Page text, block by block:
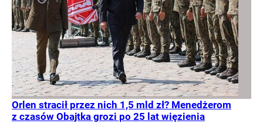
Orlen stracił przez nich 1,5 mld zł? Menedżerom
z czasów Obajtka grozi po 25 lat więzienia